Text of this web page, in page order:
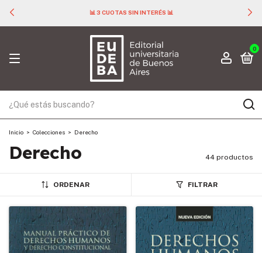
📊 3 CUOTAS SIN INTERÉS 📊
0
Inicio > Colecciones > Derecho
Derecho 44 productos
ORDENAR FILTRAR